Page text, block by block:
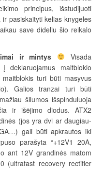
principus, išstudijuoti
pasiskaityti kelias knygeles
save dideliu šio reikalo
ir mintys
Visada
maitblokio
turi būti masyvus
Galios tranzai turi būti
šilumos išspinduluoja
ir išėjimo diodus. ATX2
(jos yra dvi ar daugiau-
gali būti apkrautos iki
parašyta “+12V1 20A,
ant 12V grandinės matom
(ultrafast recovery rectifier